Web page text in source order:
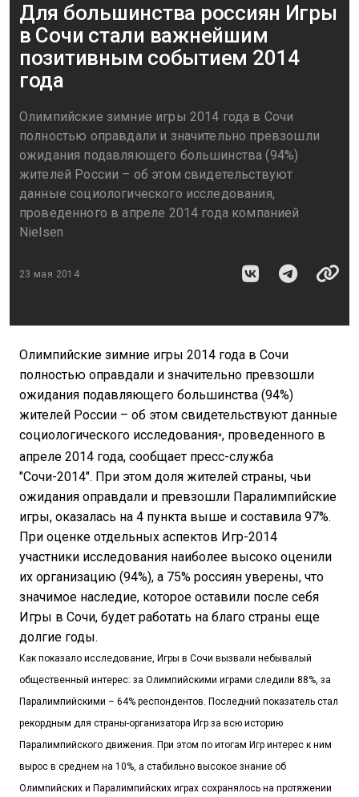
Для большинства россиян Игры
в Сочи стали важнейшим
позитивным событием 2014
года
Олимпийские зимние игры 2014 года в Сочи
полностью оправдали и значительно превзошли
ожидания подавляющего большинства (94%)
жителей России – об этом свидетельствуют
данные социологического исследования,
проведенного в апреле 2014 года компанией
Nielsen
23 мая 2014
Олимпийские зимние игры 2014 года в Сочи
полностью оправдали и значительно превзошли
ожидания подавляющего большинства (94%)
жителей России – об этом свидетельствуют данные
социологического исследования*, проведенного в
апреле 2014 года, сообщает пресс-служба
"Сочи-2014". При этом доля жителей страны, чьи
ожидания оправдали и превзошли Паралимпийские
игры, оказалась на 4 пункта выше и составила 97%.
При оценке отдельных аспектов Игр-2014
участники исследования наиболее высоко оценили
их организацию (94%), а 75% россиян уверены, что
значимое наследие, которое оставили после себя
Игры в Сочи, будет работать на благо страны еще
долгие годы.
Как показало исследование, Игры в Сочи вызвали небывалый
общественный интерес: за Олимпийскими играми следили 88%, за
Паралимпийскими – 64% респондентов. Последний показатель стал
рекордным для страны-организатора Игр за всю историю
Паралимпийского движения. При этом по итогам Игр интерес к ним
вырос в среднем на 10%, а стабильно высокое знание об
Олимпийских и Паралимпийских играх сохранялось на протяжении